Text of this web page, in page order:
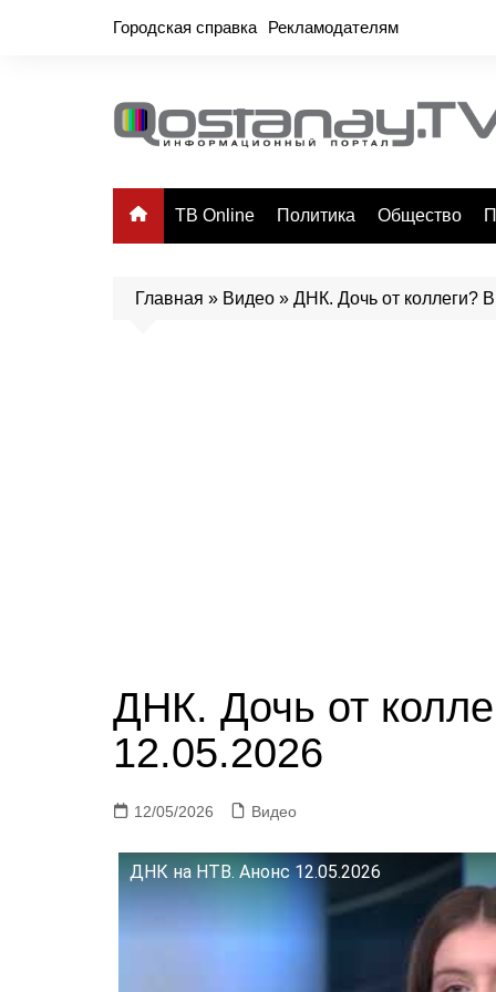
Городская справка Рекламодателям
ТВ Online Политика Общество
Главная » Видео » ДНК. Дочь от коллеги?
ДНК. Дочь от
12.05.2026
12/05/2026 Видео
ДНК на НТВ. Анонс 12.05.2026